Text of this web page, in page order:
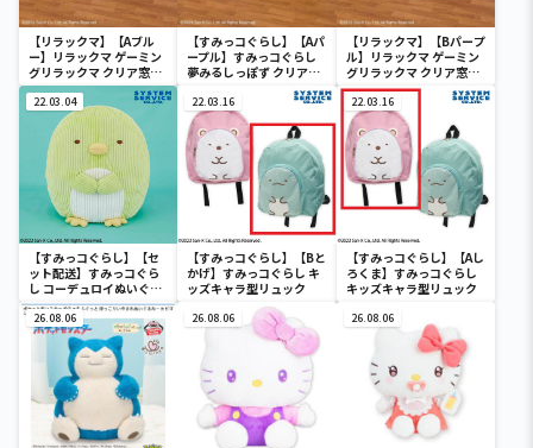
【リラックマ】【Aブル
ー】リラックマ ゲーミン
グリラックマ クリア窓付
き収納ボックス
【すみっコぐらし】【Aパ
ープル】すみっコぐらし
夢みるしっぽず クリア窓
【リラックマ】【Bパープ
ル】リラックマ ゲーミン
グリラックマ クリア窓付
き収納ボックス
22.03.04
【すみっコぐらし】【セ
ット配送】すみっコぐら
し コーデュロイぬいぐる
みXL プレミアム ぺんぎ
ん？
22.03.16
【すみっコぐらし】【Bと
かげ】すみっコぐらし キ
ッズキャラ型リュック
22.03.16
【すみっコぐらし】【Aし
ろくま】すみっコぐらし
キッズキャラ型リュック
26.08.06 26.08.06 26.08.06